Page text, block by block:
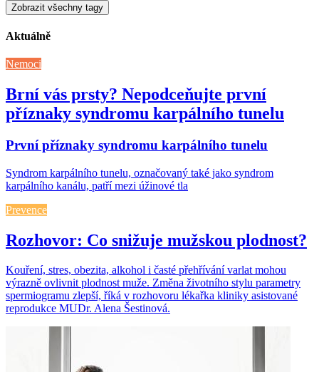
Zobrazit všechny tagy
Aktuálně
Nemoci
Brní vás prsty? Nepodceňujte první
příznaky syndromu karpálního tunelu
První příznaky syndromu karpálního tunelu
Syndrom karpálního tunelu, označovaný také jako syndrom
karpálního kanálu, patří mezi úžinové tla
Prevence
Rozhovor: Co snižuje mužskou plodnost?
Kouření, stres, obezita, alkohol i časté přehřívání varlat mohou
výrazně ovlivnit plodnost muže. Změna životního stylu parametry
spermiogramu zlepší, říká v rozhovoru lékařka kliniky asistované
reprodukce MUDr. Alena Šestinová.